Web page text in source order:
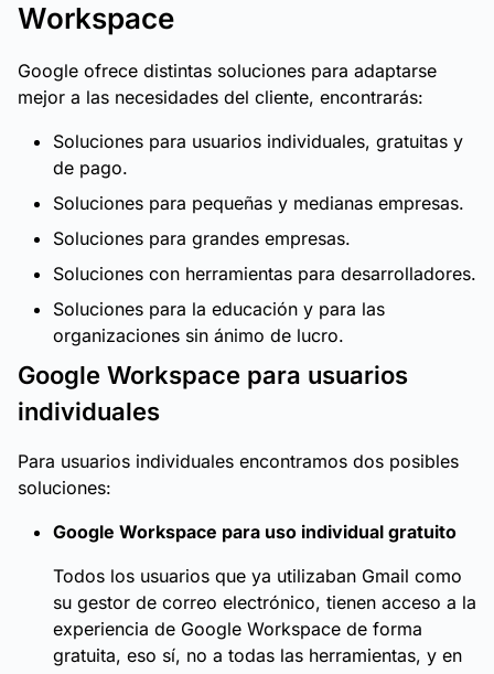
Workspace
Google ofrece distintas soluciones para adaptarse
mejor a las necesidades del cliente, encontrarás:
Soluciones para usuarios individuales, gratuitas y
de pago.
Soluciones para pequeñas y medianas empresas.
Soluciones para grandes empresas.
Soluciones con herramientas para desarrolladores.
Soluciones para la educación y para las
organizaciones sin ánimo de lucro.
Google Workspace para usuarios
individuales
Para usuarios individuales encontramos dos posibles
soluciones:
Google Workspace para uso individual gratuito
Todos los usuarios que ya utilizaban Gmail como
su gestor de correo electrónico, tienen acceso a la
experiencia de Google Workspace de forma
gratuita, eso sí, no a todas las herramientas, y en